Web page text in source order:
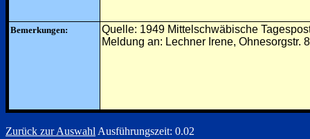
Bemerkungen:
Quelle: 1949 Mittelschwäbische
Meldung an: Lechner Irene, Ohnesorgstr. 8
Zurück zur Auswahl Ausführungszeit: 0.02